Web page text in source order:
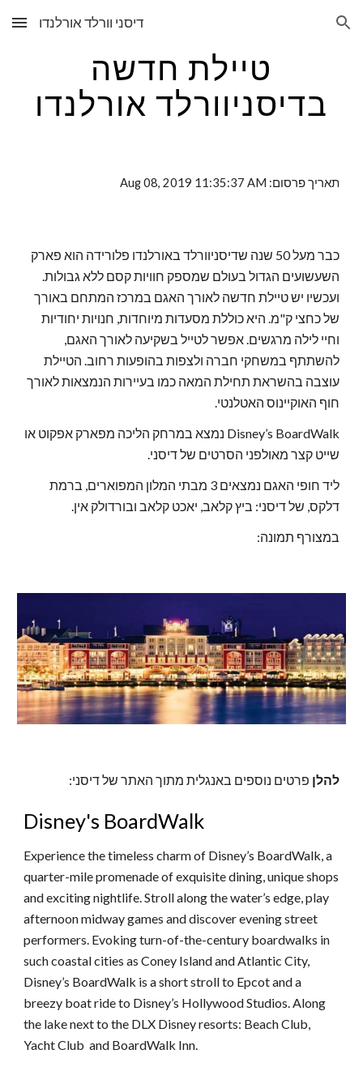
Skip to main content Skip to navigation דיסני וורלד אורלנדו
טיילת חדשה
בדיסניוורלד אורלנדו
תאריך פרסום: Aug 08, 2019 11:35:37 AM
כבר מעל 50 שנה שדיסניוורלד באורלנדו פלורידה הוא פארק
השעשועים הגדול בעולם שמספק חוויות קסם ללא גבולות.
ועכשיו יש טיילת חדשה לאורך האגם במרכז המתחם באורך
של כחצי ק"מ. היא כוללת מסעדות מיוחדות, חנויות יחודיות
וחיי לילה מרגשים. אפשר לטייל בשקיעה לאורך האגם,
להשתתף במשחקי חברה ולצפות בהופעות רחוב. הטיילת
עוצבה בהשראת תחילת המאה כמו בעיירות הנמצאות לאורך
חוף האוקיינוס האטלנטי.
Disney’s BoardWalk נמצא במרחק הליכה מפארק אפקוט או
שייט קצר מאולפני הסרטים של דיסני.
ליד חופי האגם נמצאים 3 מבתי המלון המפוארים, ברמת
דלקס, של דיסני: ביץ קלאב, יאכט קלאב ובורדולק אין.
במצורף תמונה:
להלן פרטים נוספים באנגלית מתוך האתר של דיסני:
Disney's BoardWalk
Experience the timeless charm of Disney’s BoardWalk, a
quarter-mile promenade of exquisite dining, unique shops
and exciting nightlife. Stroll along the water’s edge, play
afternoon midway games and discover evening street
performers. Evoking turn-of-the-century boardwalks in
such coastal cities as Coney Island and Atlantic City,
Disney’s BoardWalk is a short stroll to Epcot and a
breezy boat ride to Disney’s Hollywood Studios. Along
the lake next to the DLX Disney resorts: Beach Club,
Yacht Club and BoardWalk Inn.